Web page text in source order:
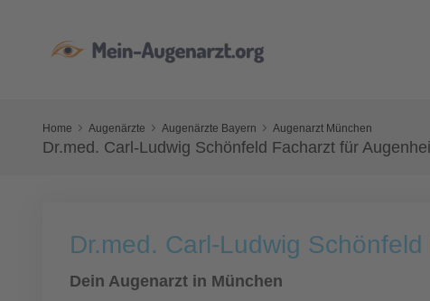
Home Augenärzte Augenärzte Bayern Augenarzt München
Dr.med. Carl-Ludwig Schönfeld Facharzt für
Dr.med. Carl-Ludwig
Dein Augenarzt in München